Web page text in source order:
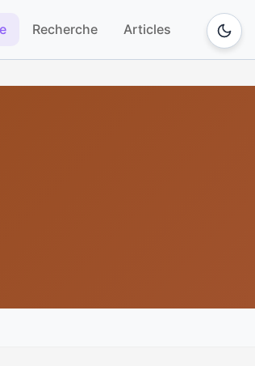
Recherche Articles